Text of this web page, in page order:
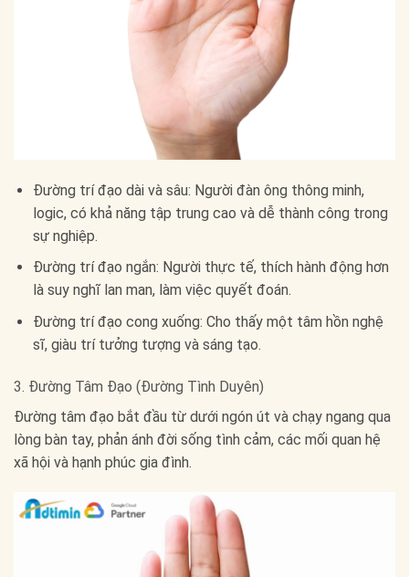
Đường trí đạo dài và sâu: Người đàn ông thông minh,
logic, có khả năng tập trung cao và dễ thành công trong
sự nghiệp.
Đường trí đạo ngắn: Người thực tế, thích hành động hơn
là suy nghĩ lan man, làm việc quyết đoán.
Đường trí đạo cong xuống: Cho thấy một tâm hồn nghệ
sĩ, giàu trí tưởng tượng và sáng tạo.
3. Đường Tâm Đạo (Đường Tình Duyên)
Đường tâm đạo bắt đầu từ dưới ngón út và chạy ngang qua
lòng bàn tay, phản ánh đời sống tình cảm, các mối quan hệ
xã hội và hạnh phúc gia đình.